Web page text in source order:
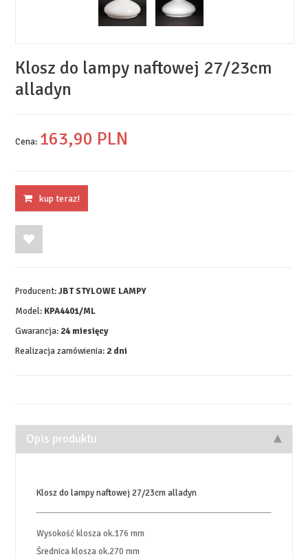
Klosz do lampy naftowej 27/23cm
alladyn
Cena: 163,90 PLN
kup teraz!
Producent:JBT STYLOWE LAMPY
Model: KPA4401/ML
Gwarancja: 24 miesięcy
Realizacja zamówienia: 2 dni
Opis produktu
Klosz do lampy naftowej 27/23cm alladyn
Wysokość klosza ok.176 mm
Średnica klosza ok.270 mm